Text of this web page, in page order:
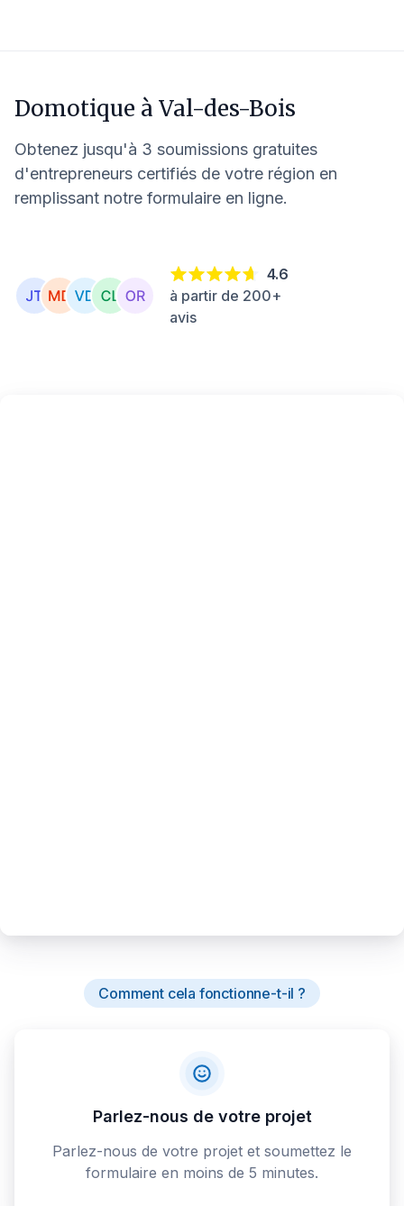
Domotique à Val-des-Bois
Obtenez jusqu'à 3 soumissions gratuites
d'entrepreneurs certifiés de votre région en
remplissant notre formulaire en ligne.
4.6
à partir de 200+
avis
Comment cela fonctionne-t-il ?
Parlez-nous de votre projet
Parlez-nous de votre projet et soumettez le
formulaire en moins de 5 minutes.